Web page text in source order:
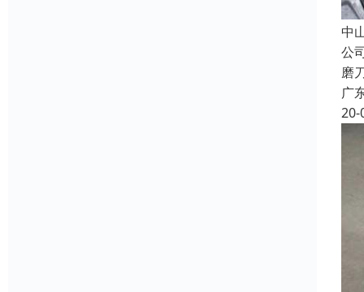
中
公
磨
广
20-